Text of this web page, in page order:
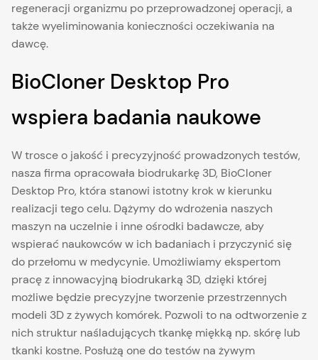
regeneracji organizmu po przeprowadzonej operacji, a
także wyeliminowania konieczności oczekiwania na
dawcę.
BioCloner Desktop Pro
wspiera badania naukowe
W trosce o jakość i precyzyjność prowadzonych testów,
nasza firma opracowała biodrukarkę 3D, BioCloner
Desktop Pro, która stanowi istotny krok w kierunku
realizacji tego celu. Dążymy do wdrożenia naszych
maszyn na uczelnie i inne ośrodki badawcze, aby
wspierać naukowców w ich badaniach i przyczynić się
do przełomu w medycynie. Umożliwiamy ekspertom
pracę z innowacyjną biodrukarką 3D, dzięki której
możliwe będzie precyzyjne tworzenie przestrzennych
modeli 3D z żywych komórek. Pozwoli to na odtworzenie z
nich struktur naśladujących tkankę miękką np. skórę lub
tkanki kostne. Posłużą one do testów na żywym